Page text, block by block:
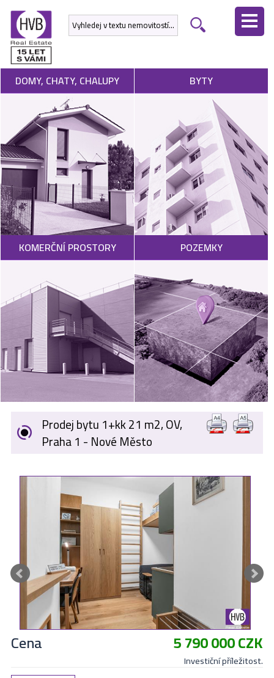
DOMY, CHATY, CHALUPY BYTY
KOMERČNÍ PROSTORY POZEMKY
ÚVODNÍ
STRÁNKA
NEMOVITOSTI
DEVELOPERSKÉ
PROJEKTY
SLUŽBY
NABÍDNOUT
NEMOVITOST
POPTAT
NEMOVITOST
VÝKUP
NEMOVITOSTÍ
SPONZORUJEME
NÁŠ ČASOPIS
KARIÉRA
Prodej bytu 1+kk 21 m2, OV,
Praha 1 - Nové Město
Cena 5 790 000 CZK
Investiční příležitost.